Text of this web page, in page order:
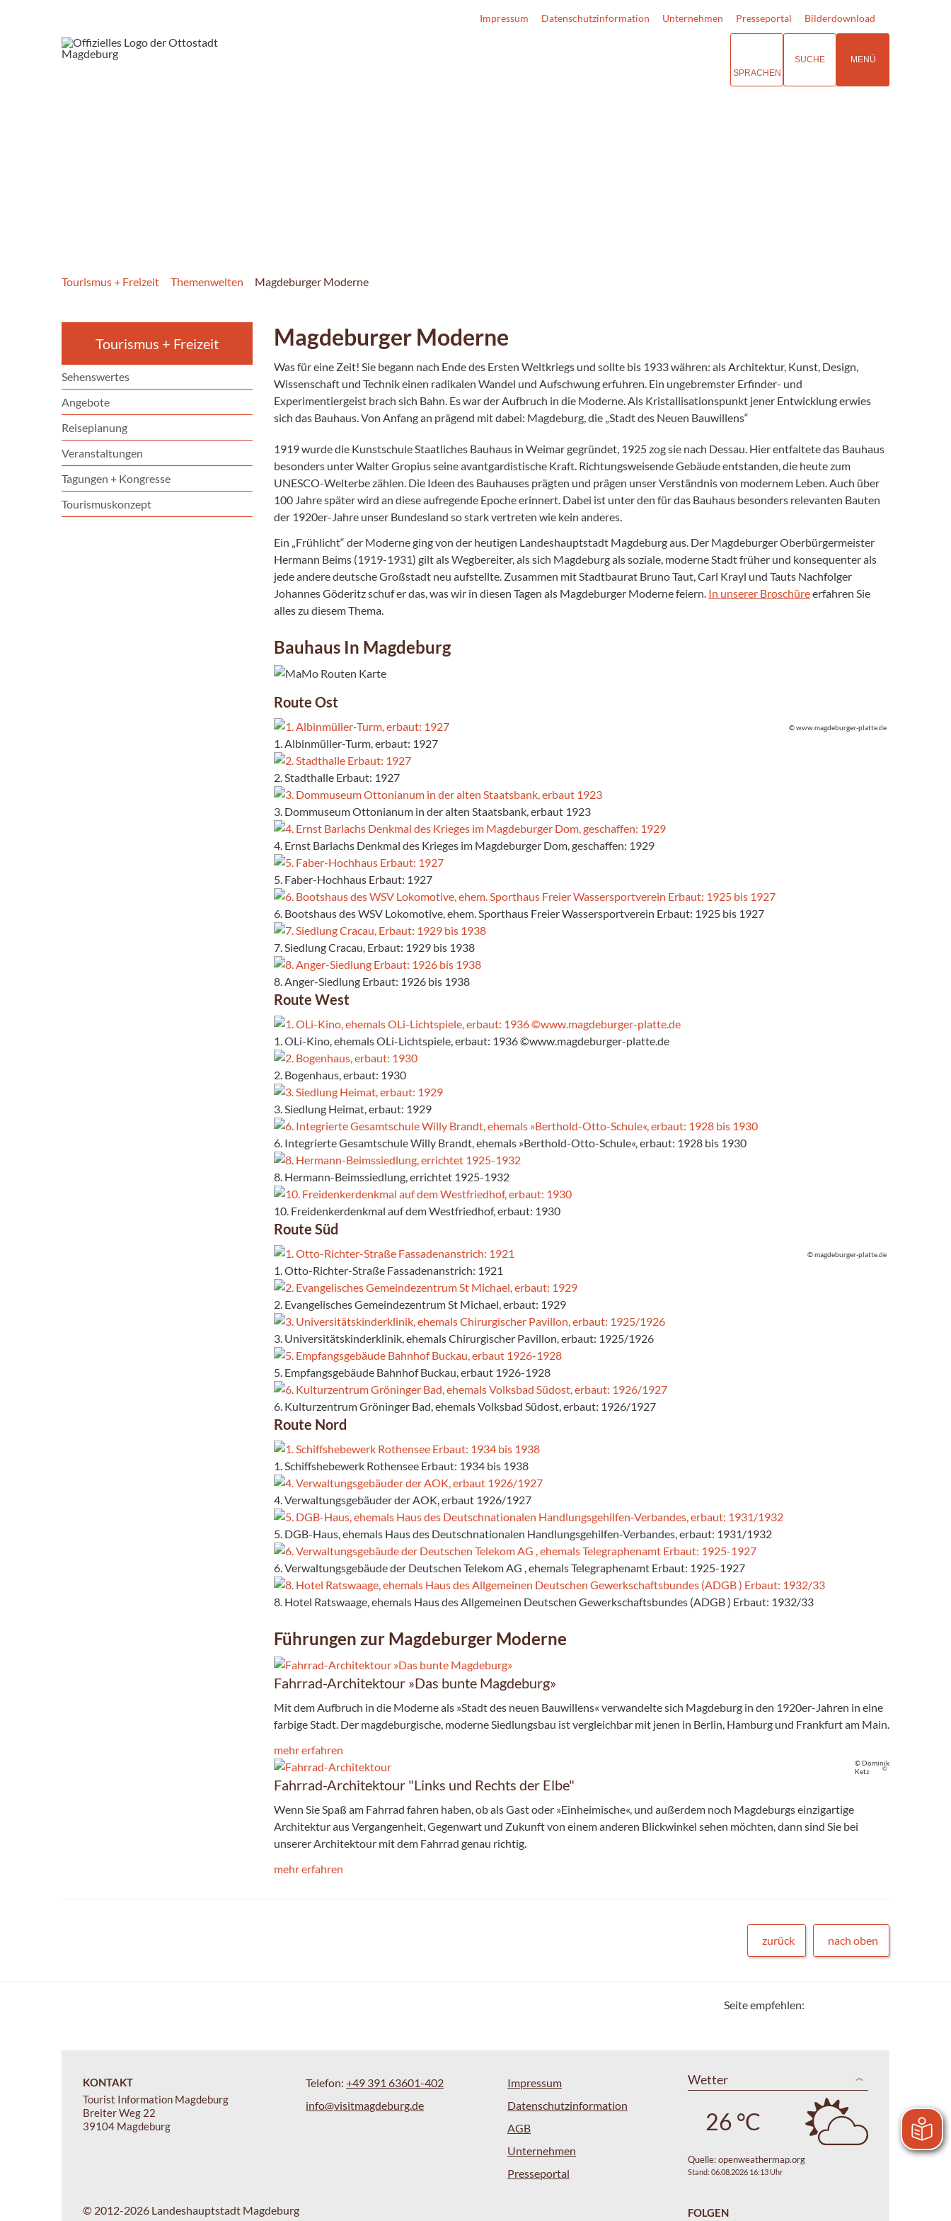
Impressum Datenschutzinformation Unternehmen Presseportal Bilderdownload
SPRACHEN
SUCHE MENÜ
Tourismus + Freizeit Themenwelten Magdeburger Moderne
Tourismus + Freizeit
Sehenswertes
Angebote
Reiseplanung
Veranstaltungen
Tagungen + Kongresse
Tourismuskonzept
Magdeburger Moderne
Was für eine Zeit! Sie begann nach Ende des Ersten Weltkriegs und sollte bis 1933 währen: als Architektur, Kunst, Design,
Wissenschaft und Technik einen radikalen Wandel und Aufschwung erfuhren. Ein ungebremster Erfinder- und
Experimentiergeist brach sich Bahn. Es war der Aufbruch in die Moderne. Als Kristallisationspunkt jener Entwicklung erwies
sich das Bauhaus. Von Anfang an prägend mit dabei: Magdeburg, die „Stadt des Neuen Bauwillens“
1919 wurde die Kunstschule Staatliches Bauhaus in Weimar gegründet, 1925 zog sie nach Dessau. Hier entfaltete das Bauhaus
besonders unter Walter Gropius seine avantgardistische Kraft. Richtungsweisende Gebäude entstanden, die heute zum
UNESCO-Welterbe zählen. Die Ideen des Bauhauses prägten und prägen unser Verständnis von modernem Leben. Auch über
100 Jahre später wird an diese aufregende Epoche erinnert. Dabei ist unter den für das Bauhaus besonders relevanten Bauten
der 1920er-Jahre unser Bundesland so stark vertreten wie kein anderes.
Ein „Frühlicht“ der Moderne ging von der heutigen Landeshauptstadt Magdeburg aus. Der Magdeburger Oberbürgermeister
Hermann Beims (1919-1931) gilt als Wegbereiter, als sich Magdeburg als soziale, moderne Stadt früher und konsequenter als
jede andere deutsche Großstadt neu aufstellte. Zusammen mit Stadtbaurat Bruno Taut, Carl Krayl und Tauts Nachfolger
Johannes Göderitz schuf er das, was wir in diesen Tagen als Magdeburger Moderne feiern. In unserer Broschüreerfahren Sie
alles zu diesem Thema.
Bauhaus In Magdeburg
Route Ost
© www.magdeburger-platte.de
1. Albinmüller-Turm, erbaut: 1927
2. Stadthalle Erbaut: 1927
3. Dommuseum Ottonianum in der alten Staatsbank, erbaut 1923
4. Ernst Barlachs Denkmal des Krieges im Magdeburger Dom, geschaffen: 1929
5. Faber-Hochhaus Erbaut: 1927
6. Bootshaus des WSV Lokomotive, ehem. Sporthaus Freier Wassersportverein Erbaut: 1925 bis 1927
7. Siedlung Cracau, Erbaut: 1929 bis 1938
8. Anger-Siedlung Erbaut: 1926 bis 1938
Route West
1. OLi-Kino, ehemals OLi-Lichtspiele, erbaut: 1936 ©www.magdeburger-platte.de
2. Bogenhaus, erbaut: 1930
3. Siedlung Heimat, erbaut: 1929
6. Integrierte Gesamtschule Willy Brandt, ehemals »Berthold-Otto-Schule«, erbaut: 1928 bis 1930
8. Hermann-Beimssiedlung, errichtet 1925-1932
10. Freidenkerdenkmal auf dem Westfriedhof, erbaut: 1930
Route Süd
© magdeburger-platte.de
1. Otto-Richter-Straße Fassadenanstrich: 1921
2. Evangelisches Gemeindezentrum St Michael, erbaut: 1929
3. Universitätskinderklinik, ehemals Chirurgischer Pavillon, erbaut: 1925/1926
5. Empfangsgebäude Bahnhof Buckau, erbaut 1926-1928
6. Kulturzentrum Gröninger Bad, ehemals Volksbad Südost, erbaut: 1926/1927
Route Nord
1. Schiffshebewerk Rothensee Erbaut: 1934 bis 1938
4. Verwaltungsgebäuder der AOK, erbaut 1926/1927
5. DGB-Haus, ehemals Haus des Deutschnationalen Handlungsgehilfen-Verbandes, erbaut: 1931/1932
6. Verwaltungsgebäude der Deutschen Telekom AG , ehemals Telegraphenamt Erbaut: 1925-1927
8. Hotel Ratswaage, ehemals Haus des Allgemeinen Deutschen Gewerkschaftsbundes (ADGB ) Erbaut: 1932/33
Führungen zur Magdeburger Moderne
Fahrrad-Architektour »Das bunte Magdeburg»
Mit dem Aufbruch in die Moderne als »Stadt des neuen Bauwillens« verwandelte sich Magdeburg in den 1920er-Jahren in eine
farbige Stadt. Der magdebur­gische, moderne Siedlungsbau ist vergleichbar mit jenen in Berlin, Hamburg und Frankfurt am Main.
mehr erfahren
©
© Dominik
Ketz
Fahrrad-Architektour "Links und Rechts der Elbe"
Wenn Sie Spaß am Fahrrad fahren haben, ob als Gast oder »Einheimische«, und außerdem noch Magdeburgs einzigartige
Architektur aus Vergangenheit, Gegenwart und Zukunft von einem anderen Blickwinkel sehen möchten, dann sind Sie bei
unserer Architektour mit dem Fahrrad genau richtig.
mehr erfahren
zurück nach oben
Seite empfehlen:
KONTAKT
Tourist Information Magdeburg
Breiter Weg 22
39104 Magdeburg
Telefon: +49 391 63601-402
info@visitmagdeburg.de
Impressum
Datenschutzinformation
AGB
Unternehmen
Presseportal
Wetter
26 °C
Quelle:openweathermap.org
Stand: 06.08.2026 16:13 Uhr
© 2012-2026 Landeshauptstadt Magdeburg FOLGEN